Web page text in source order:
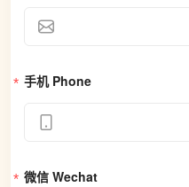
手机 Phone
微信 Wechat